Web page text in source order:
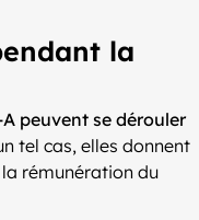
la
peuvent se dérouler
tel cas, elles donnent
rémunération du